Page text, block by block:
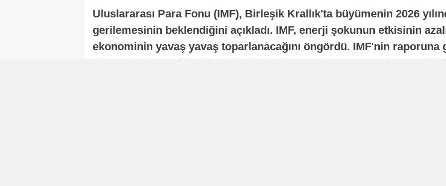
Uluslararası Para Fonu (IMF), Birleşik Krallık'ta büyümenin 2026
gerilemesinin beklendiğini açıkladı. IMF, enerji şokunun etkisinin
ekonominin yavaş yavaş toparlanacağını öngördü. IMF'nin raporuna
ekonomisi, sonraki yıllarda istikrarlı bir toparlanma süreci